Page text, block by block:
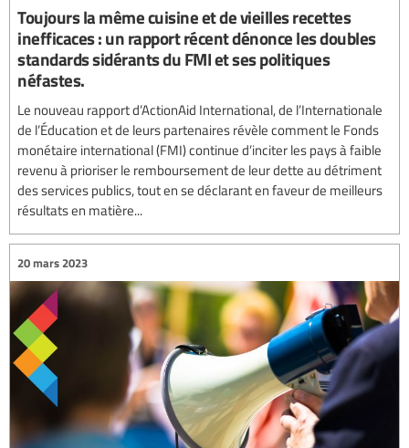
Toujours la même cuisine et de vieilles recettes
inefficaces : un rapport récent dénonce les doubles
standards sidérants du FMI et ses politiques
néfastes.
Le nouveau rapport d’ActionAid International, de l’Internationale
de l’Éducation et de leurs partenaires révèle comment le Fonds
monétaire international (FMI) continue d’inciter les pays à faible
revenu à prioriser le remboursement de leur dette au détriment
des services publics, tout en se déclarant en faveur de meilleurs
résultats en matière...
20 mars 2023